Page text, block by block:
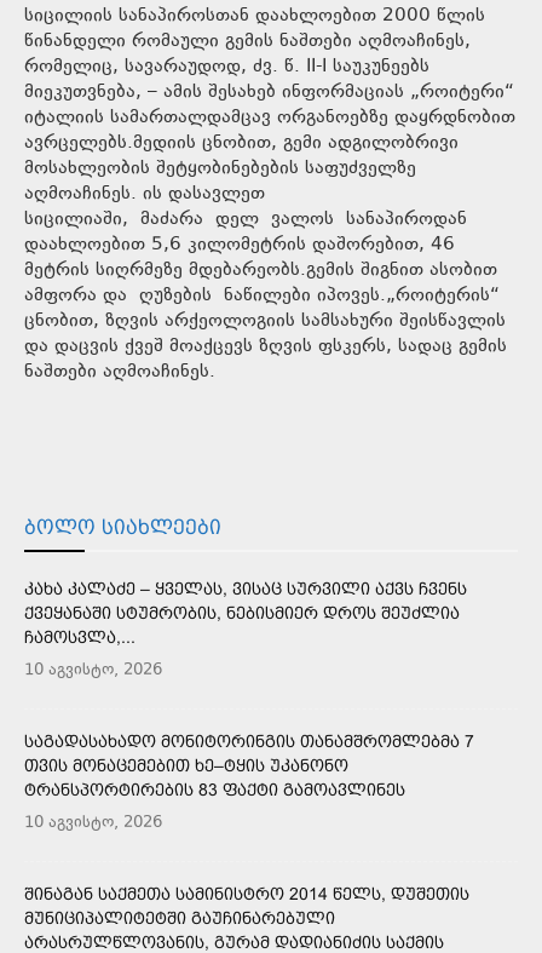
სიცილიის სანაპიროსთან დაახლოებით 2000 წლის
წინანდელი რომაული გემის ნაშთები აღმოაჩინეს,
რომელიც, სავარაუდოდ, ძვ. წ. II-I საუკუნეებს
მიეკუთვნება, – ამის შესახებ ინფორმაციას „როიტერი“
იტალიის სამართალდამცავ ორგანოებზე დაყრდნობით
ავრცელებს.მედიის ცნობით, გემი ადგილობრივი
მოსახლეობის შეტყობინებების საფუძველზე
აღმოაჩინეს. ის დასავლეთ
სიცილიაში, მაძარა დელ ვალოს სანაპიროდან
დაახლოებით 5,6 კილომეტრის დაშორებით, 46
მეტრის სიღრმეზე მდებარეობს.გემის შიგნით ასობით
ამფორა და ღუზების ნაწილები იპოვეს.„როიტერის“
ცნობით, ზღვის არქეოლოგიის სამსახური შეისწავლის
და დაცვის ქვეშ მოაქცევს ზღვის ფსკერს, სადაც გემის
ნაშთები აღმოაჩინეს.
ᲑᲝᲚᲝ ᲡᲘᲐᲮᲚᲔᲔᲑᲘ
ᲙᲐᲮᲐ ᲙᲐᲚᲐᲫᲔ – ᲧᲕᲔᲚᲐᲡ, ᲕᲘᲡᲐᲪ ᲡᲣᲠᲕᲘᲚᲘ ᲐᲥᲕᲡ ᲩᲕᲔᲜᲡ
ᲥᲕᲔᲧᲐᲜᲐᲨᲘ ᲡᲢᲣᲛᲠᲝᲑᲘᲡ, ᲜᲔᲑᲘᲡᲛᲘᲔᲠ ᲓᲠᲝᲡ ᲨᲔᲣᲫᲚᲘᲐ
ᲩᲐᲛᲝᲡᲕᲚᲐ,...
10 აგვისტო, 2026
ᲡᲐᲒᲐᲓᲐᲡᲐᲮᲐᲓᲝ ᲛᲝᲜᲘᲢᲝᲠᲘᲜᲒᲘᲡ ᲗᲐᲜᲐᲛᲨᲠᲝᲛᲚᲔᲑᲛᲐ 7
ᲗᲕᲘᲡ ᲛᲝᲜᲐᲪᲔᲛᲔᲑᲘᲗ ᲮᲔ–ᲢᲧᲘᲡ ᲣᲙᲐᲜᲝᲜᲝ
ᲢᲠᲐᲜᲡᲞᲝᲠᲢᲘᲠᲔᲑᲘᲡ 83 ᲤᲐᲥᲢᲘ ᲒᲐᲛᲝᲐᲕᲚᲘᲜᲔᲡ
10 აგვისტო, 2026
ᲨᲘᲜᲐᲒᲐᲜ ᲡᲐᲥᲛᲔᲗᲐ ᲡᲐᲛᲘᲜᲘᲡᲢᲠᲝ 2014 ᲬᲔᲚᲡ, ᲓᲣᲨᲔᲗᲘᲡ
ᲛᲣᲜᲘᲪᲘᲞᲐᲚᲘᲢᲔᲢᲨᲘ ᲒᲐᲣᲩᲘᲜᲐᲠᲔᲑᲣᲚᲘ
ᲐᲠᲐᲡᲠᲣᲚᲬᲚᲝᲕᲐᲜᲘᲡ, ᲒᲣᲠᲐᲛ ᲓᲐᲓᲘᲐᲜᲘᲫᲘᲡ ᲡᲐᲥᲛᲘᲡ